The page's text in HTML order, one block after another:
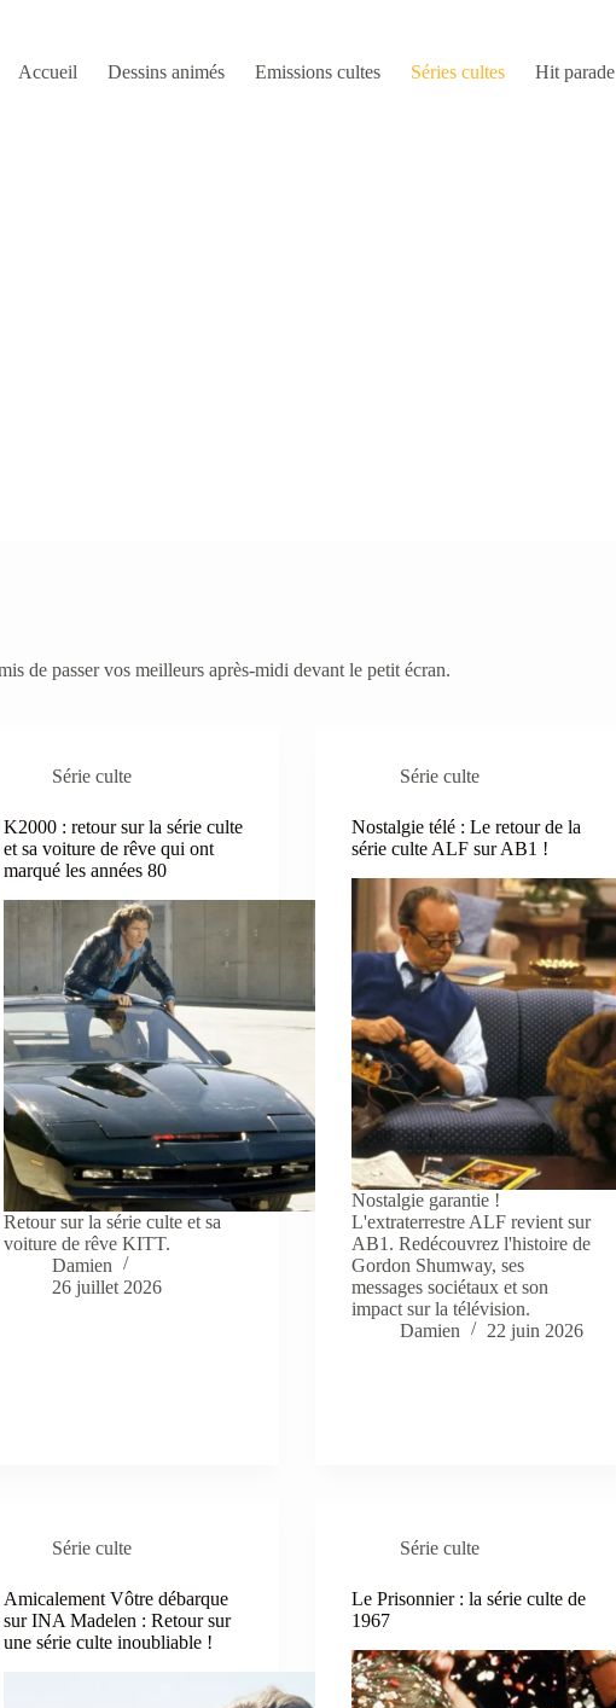
Accueil
Dessins animés Emissions cultes Séries cultes Hit parade
de passer vos meilleurs après-midi devant le petit écran.
Série culte
K2000 : retour sur la série culte
et sa voiture de rêve qui ont
marqué les années 80
Retour sur la série culte et sa
voiture de rêve KITT.
Damien
26 juillet 2026
Série culte
Nostalgie télé : Le retour de la
série culte ALF sur AB1 !
Nostalgie garantie !
L'extraterrestre ALF revient sur
AB1. Redécouvrez l'histoire de
Gordon Shumway, ses
messages sociétaux et son
impact sur la télévision.
Damien
22 juin 2026
Série culte
Amicalement Vôtre débarque
sur INA Madelen : Retour sur
une série culte inoubliable !
Série culte
Le Prisonnier : la série culte de
1967